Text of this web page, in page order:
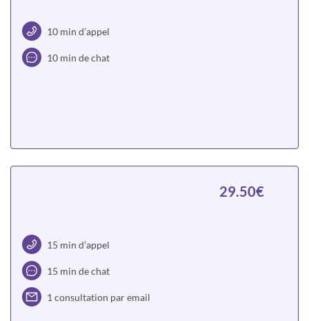
10 min d’appel
10 min de chat
15 min d’appel
15 min de chat
1 consultation par email
29.50€